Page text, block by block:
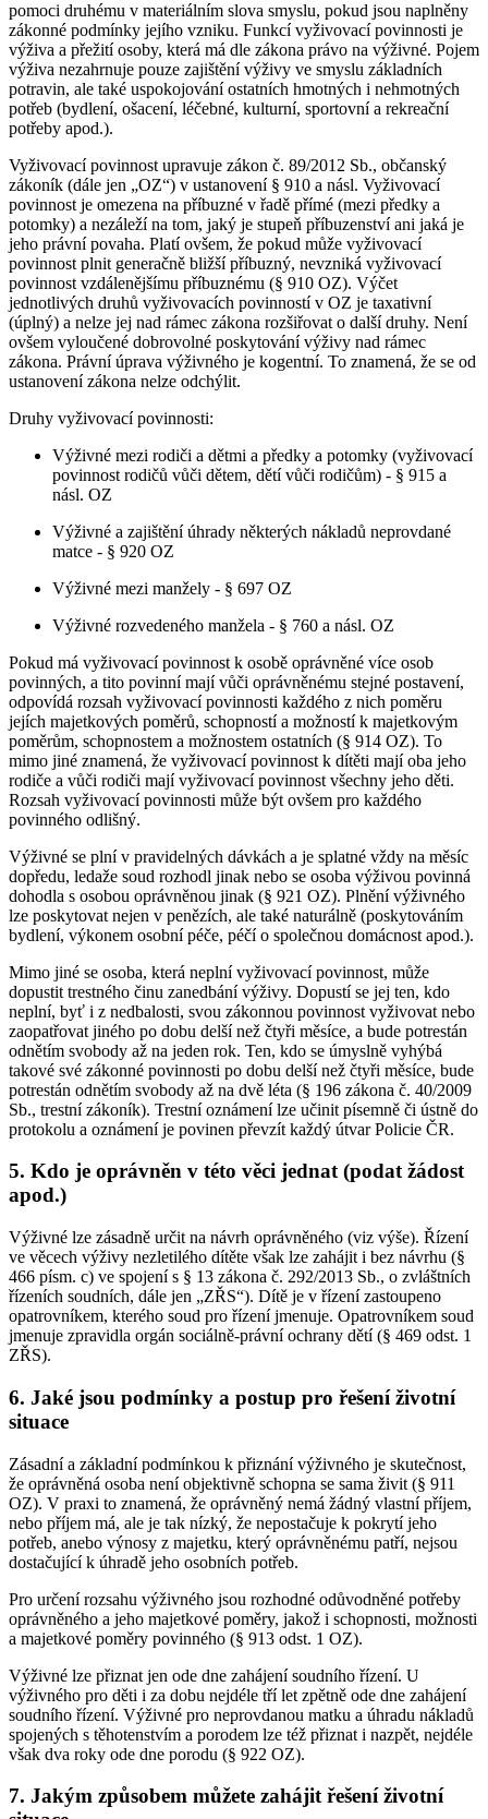
pomoci druhému v materiálním slova smyslu, pokud jsou naplněny
zákonné podmínky jejího vzniku. Funkcí vyživovací povinnosti je
výživa a přežití osoby, která má dle zákona právo na výživné. Pojem
výživa nezahrnuje pouze zajištění výživy ve smyslu základních
potravin, ale také uspokojování ostatních hmotných i nehmotných
potřeb (bydlení, ošacení, léčebné, kulturní, sportovní a rekreační
potřeby apod.).
Vyživovací povinnost upravuje zákon č. 89/2012 Sb., občanský
zákoník (dále jen „OZ“) v ustanovení § 910 a násl. Vyživovací
povinnost je omezena na příbuzné v řadě přímé (mezi předky a
potomky) a nezáleží na tom, jaký je stupeň příbuzenství ani jaká je
jeho právní povaha. Platí ovšem, že pokud může vyživovací
povinnost plnit generačně bližší příbuzný, nevzniká vyživovací
povinnost vzdálenějšímu příbuznému (§ 910 OZ). Výčet
jednotlivých druhů vyživovacích povinností v OZ je taxativní
(úplný) a nelze jej nad rámec zákona rozšiřovat o další druhy. Není
ovšem vyloučené dobrovolné poskytování výživy nad rámec
zákona. Právní úprava výživného je kogentní. To znamená, že se od
ustanovení zákona nelze odchýlit.
Druhy vyživovací povinnosti:
Výživné mezi rodiči a dětmi a předky a potomky (vyživovací
povinnost rodičů vůči dětem, dětí vůči rodičům) - § 915 a
násl. OZ
Výživné a zajištění úhrady některých nákladů neprovdané
matce - § 920 OZ
Výživné mezi manžely - § 697 OZ
Výživné rozvedeného manžela - § 760 a násl. OZ
Pokud má vyživovací povinnost k osobě oprávněné více osob
povinných, a tito povinní mají vůči oprávněnému stejné postavení,
odpovídá rozsah vyživovací povinnosti každého z nich poměru
jejích majetkových poměrů, schopností a možností k majetkovým
poměrům, schopnostem a možnostem ostatních (§ 914 OZ). To
mimo jiné znamená, že vyživovací povinnost k dítěti mají oba jeho
rodiče a vůči rodiči mají vyživovací povinnost všechny jeho děti.
Rozsah vyživovací povinnosti může být ovšem pro každého
povinného odlišný.
Výživné se plní v pravidelných dávkách a je splatné vždy na měsíc
dopředu, ledaže soud rozhodl jinak nebo se osoba výživou povinná
dohodla s osobou oprávněnou jinak (§ 921 OZ). Plnění výživného
lze poskytovat nejen v penězích, ale také naturálně (poskytováním
bydlení, výkonem osobní péče, péčí o společnou domácnost apod.).
Mimo jiné se osoba, která neplní vyživovací povinnost, může
dopustit trestného činu zanedbání výživy. Dopustí se jej ten, kdo
neplní, byť i z nedbalosti, svou zákonnou povinnost vyživovat nebo
zaopatřovat jiného po dobu delší než čtyři měsíce, a bude potrestán
odnětím svobody až na jeden rok. Ten, kdo se úmyslně vyhýbá
takové své zákonné povinnosti po dobu delší než čtyři měsíce, bude
potrestán odnětím svobody až na dvě léta (§ 196 zákona č. 40/2009
Sb., trestní zákoník). Trestní oznámení lze učinit písemně či ústně do
protokolu a oznámení je povinen převzít každý útvar Policie ČR.
5. Kdo je oprávněn v této věci jednat (podat žádost
apod.)
Výživné lze zásadně určit na návrh oprávněného (viz výše). Řízení
ve věcech výživy nezletilého dítěte však lze zahájit i bez návrhu (§
466 písm. c) ve spojení s § 13 zákona č. 292/2013 Sb., o zvláštních
řízeních soudních, dále jen „ZŘS“). Dítě je v řízení zastoupeno
opatrovníkem, kterého soud pro řízení jmenuje. Opatrovníkem soud
jmenuje zpravidla orgán sociálně-právní ochrany dětí (§ 469 odst. 1
ZŘS).
6. Jaké jsou podmínky a postup pro řešení životní
situace
Zásadní a základní podmínkou k přiznání výživného je skutečnost,
že oprávněná osoba není objektivně schopna se sama živit (§ 911
OZ). V praxi to znamená, že oprávněný nemá žádný vlastní příjem,
nebo příjem má, ale je tak nízký, že nepostačuje k pokrytí jeho
potřeb, anebo výnosy z majetku, který oprávněnému patří, nejsou
dostačující k úhradě jeho osobních potřeb.
Pro určení rozsahu výživného jsou rozhodné odůvodněné potřeby
oprávněného a jeho majetkové poměry, jakož i schopnosti, možnosti
a majetkové poměry povinného (§ 913 odst. 1 OZ).
Výživné lze přiznat jen ode dne zahájení soudního řízení. U
výživného pro děti i za dobu nejdéle tří let zpětně ode dne zahájení
soudního řízení. Výživné pro neprovdanou matku a úhradu nákladů
spojených s těhotenstvím a porodem lze též přiznat i nazpět, nejdéle
však dva roky ode dne porodu (§ 922 OZ).
7. Jakým způsobem můžete zahájit řešení životní